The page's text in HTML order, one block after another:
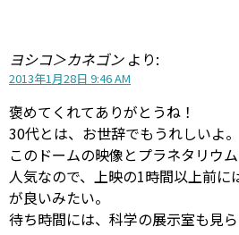
ヨシコ＞カネゴン より:
2013年1月28日 9:46 AM
褒めてくれてありがとうね！
30代とは、お世辞でもうれしいよ。
このドームの映像とプラネタリウム
人気なので、上映の1時間以上前
が良いみたい。
待ち時間には、科学の展示室も見ら